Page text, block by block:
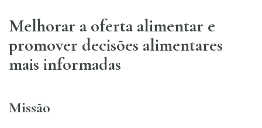
Melhorar a oferta alimentar e
promover decisões alimentares
mais informadas
Missão